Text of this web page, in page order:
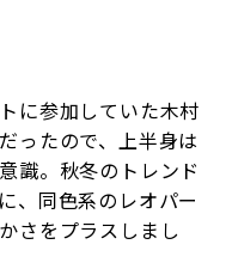
に参加していた木村
ったので、上半身は
識。秋冬のトレンド
、同色系のレオパー
さをプラスしまし